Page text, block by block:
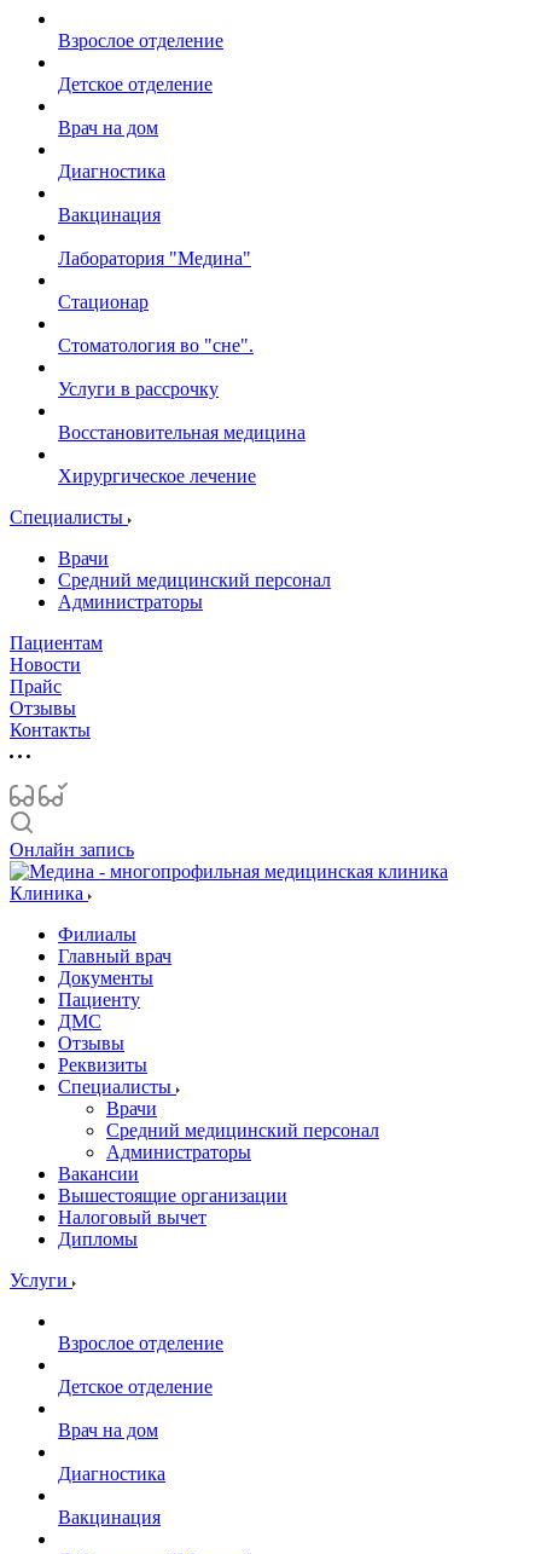
Взрослое отделение
Детское отделение
Врач на дом
Диагностика
Вакцинация
Лаборатория "Медина"
Стационар
Стоматология во "сне".
Услуги в рассрочку
Восстановительная медицина
Хирургическое лечение
Специалисты
Врачи
Средний медицинский персонал
Администраторы
Пациентам
Новости
Прайс
Отзывы
Контакты
Онлайн запись
Клиника
Филиалы
Главный врач
Документы
Пациенту
ДМС
Отзывы
Реквизиты
Специалисты
Врачи
Средний медицинский персонал
Администраторы
Вакансии
Вышестоящие организации
Налоговый вычет
Дипломы
Услуги
Взрослое отделение
Детское отделение
Врач на дом
Диагностика
Вакцинация